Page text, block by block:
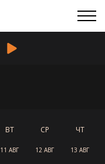
ВТ
11 АВГ
СР
12 АВГ
ЧТ
13 АВГ